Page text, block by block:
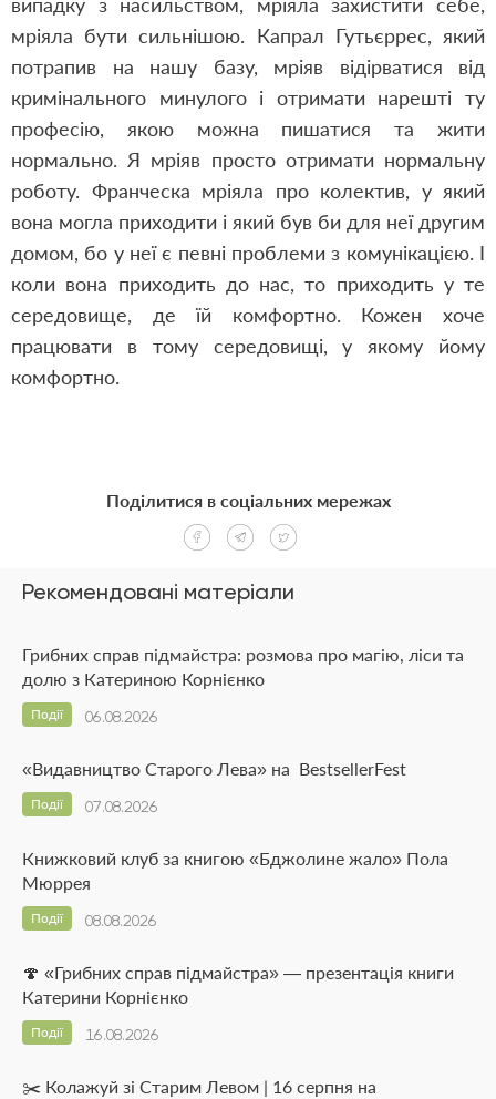
мріяла бути сильнішою. Капрал Гутьєррес, який
потрапив на нашу базу, мріяв відірватися від
кримінального минулого і отримати нарешті ту
професію, якою можна пишатися та жити
нормально. Я мріяв просто отримати нормальну
роботу. Франческа мріяла про колектив, у який
вона могла приходити і який був би для неї другим
домом, бо у неї є певні проблеми з комунікацією. І
коли вона приходить до нас, то приходить у те
середовище, де їй комфортно. Кожен хоче
працювати в тому середовищі, у якому йому
комфортно.
Рекомендовані матеріали
Грибних справ підмайстра: розмова про магію, ліси та
долю з Катериною Корнієнко
06.08.2026
Події
«Видавництво Старого Лева» на BestsellerFest
07.08.2026
Події
Книжковий клуб за книгою «Бджолине жало» Пола
Мюррея
08.08.2026
Події
🍄 «Грибних справ підмайстра» — презентація книги
Катерини Корнієнко
16.08.2026
Події
✂️ Колажуй зі Старим Левом | 16 серпня на
Поділитися в соціальних мережах